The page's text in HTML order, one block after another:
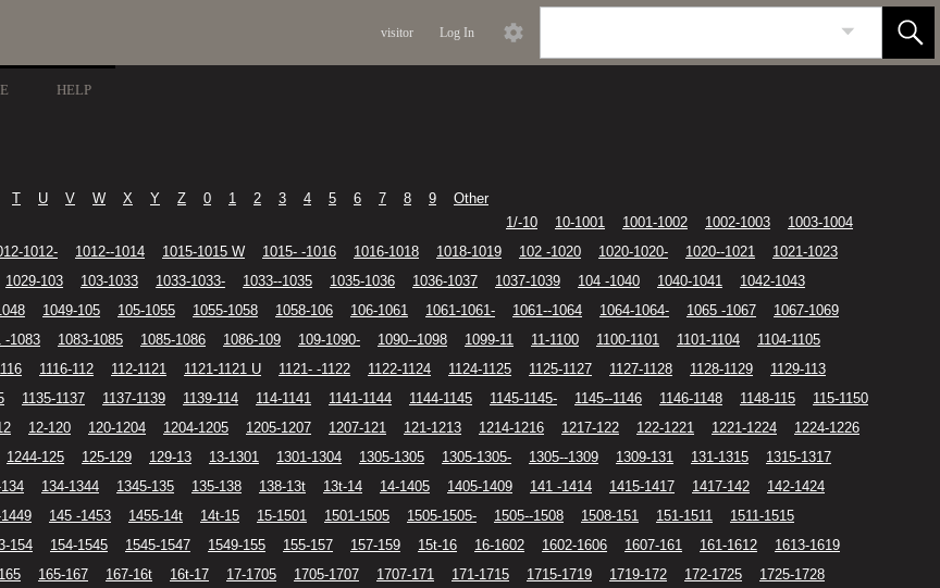
visitor Log In
HELP
T U V W X Y Z 0 1 2 3 4 5 6 7 8 9
Other
1/-10
10-1001 1001-1002 1002-1003
1003-1004
1012- 1012--1014 1015-1015 W 1015- -1016 1016-1018 1018-1019 102 -1020 1020-1020- 1020--1021
1021-1023
1029-103 103-1033 1033-1033- 1033--1035 1035-1036 1036-1037 1037-1039 104 -1040 1040-1041
1042-1043
1049-105 105-1055 1055-1058 1058-106 106-1061 1061-1061- 1061--1064 1064-1064- 1065 -1067
1067-1069
-1083 1083-1085 1085-1086 1086-109 109-1090- 1090--1098 1099-11 11-1100 1100-1101 1101-1104
1104-1105
1116-112 112-1121 1121-1121 U 1121- -1122 1122-1124 1124-1125 1125-1127 1127-1128 1128-1129
1129-113
1135-1137 1137-1139 1139-114 114-1141 1141-1144 1144-1145 1145-1145- 1145--1146 1146-1148 1148-115
115-1150
12-120 120-1204 1204-1205 1205-1207 1207-121 121-1213 1214-1216 1217-122 122-1221 1221-1224
1224-1226
1244-125 125-129 129-13 13-1301 1301-1304 1305-1305 1305-1305- 1305--1309 1309-131 131-1315
1315-1317
134-1344 1345-135 135-138 138-13t 13t-14 14-1405 1405-1409 141 -1414 1415-1417 1417-142
142-1424
145 -1453 1455-14t 14t-15 15-1501 1501-1505 1505-1505- 1505--1508 1508-151 151-1511
1511-1515
154 154-1545 1545-1547 1549-155 155-157 157-159 15t-16 16-1602 1602-1606 1607-161 161-1612
1613-1619
165-167 167-16t 16t-17 17-1705 1705-1707 1707-171 171-1715 1715-1719 1719-172 172-1725
1725-1728